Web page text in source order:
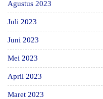
Agustus 2023
Juli 2023
Juni 2023
Mei 2023
April 2023
Maret 2023